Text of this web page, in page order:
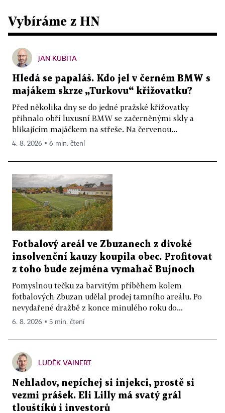
Vybíráme z HN
JAN KUBITA
Hledá se papaláš. Kdo jel v černém BMW s
majákem skrze „Turkovu“ křižovatku?
Před několika dny se do jedné pražské křižovatky
přihnalo obří luxusní BMW se začerněnými skly a
blikajícím majáčkem na střeše. Na červenou...
4. 8. 2026 ▪ 6 min. čtení
Fotbalový areál ve Zbuzanech z divoké
insolvenční kauzy koupila obec. Profitovat
z toho bude zejména vymahač Bujnoch
Pomyslnou tečku za barvitým příběhem kolem
fotbalových Zbuzan udělal prodej tamního areálu. Po
nevydařené dražbě z konce minulého roku do...
6. 8. 2026 ▪ 5 min. čtení
LUDĚK VAINERT
Nehladov, nepíchej si injekci, prostě si
vezmi prášek. Eli Lilly má svatý grál
tlouštíků i investorů